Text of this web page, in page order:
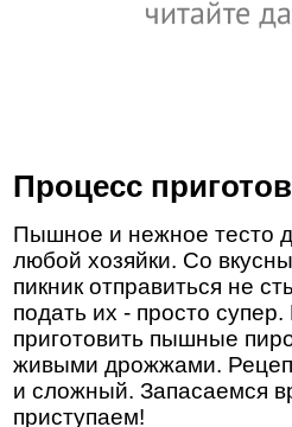
Процесс
Пышное и нежное тесто
любой хозяйки. Со
пикник отправиться не
подать их - просто
приготовить пышные
живыми дрожжами.
и сложный. Запасаемся
приступаем!